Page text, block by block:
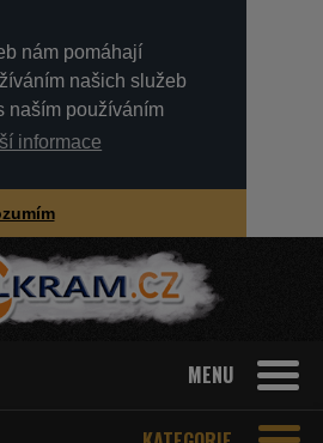
nám pomáhají
našich služeb
naším používáním
informace
MENU